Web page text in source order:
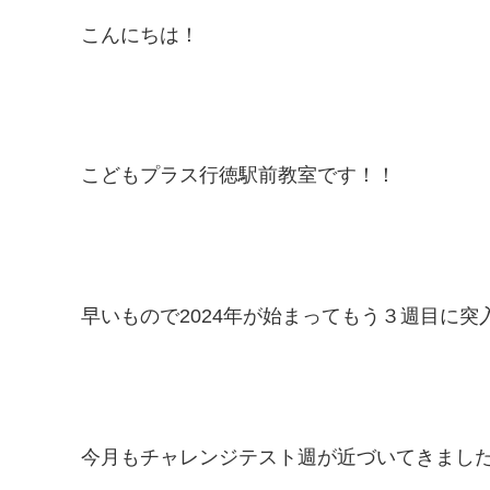
こんにちは！
こどもプラス行徳駅前教室です！！
早いもので2024年が始まってもう３週目に突
今月もチャレンジテスト週が近づいてきました